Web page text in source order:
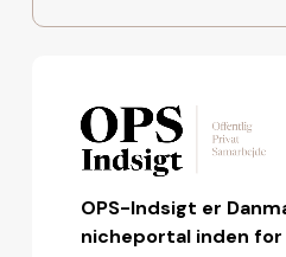
OPS-Indsigt er
nicheportal inden